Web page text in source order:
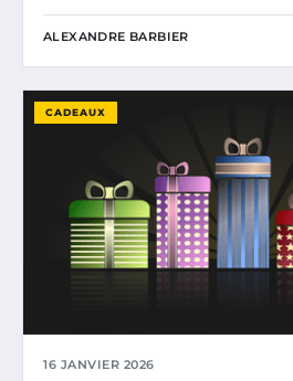
ALEXANDRE BARBIER
CADEAUX
16 JANVIER 2026